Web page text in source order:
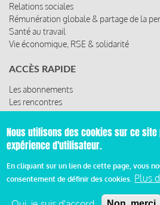
Relations sociales
Rémunération globale & partage de la
Santé au travail
Vie économique, RSE & solidarité
ACCÈS RAPIDE
Les abonnements
Les rencontres
Les ressources
© 2019 Miroir Social -
Mentions légales et condition
d’abonnement
Nous utilisons des cookies sur ce
expérience d'utilisateur.
En cliquant sur un lien de cette page, vous
consentement de définir des cookies. Plus